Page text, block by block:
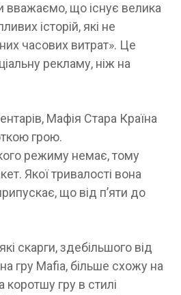
вважаємо, що існує велика
історій, які не
часових витрат». Це
рекламу, ніж на
Мафія Стара Країна
грою.
режиму немає, тому
Якої тривалості вона
що від п’яти до
скарги, здебільшого від
гру Mafia, більше схожу на
коротшу гру в стилі